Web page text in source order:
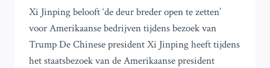
Xi Jinping belooft ‘de deur breder open te zetten’
voor Amerikaanse bedrijven tijdens bezoek van
Trump De Chinese president Xi Jinping heeft tijdens
het staatsbezoek van de Amerikaanse president